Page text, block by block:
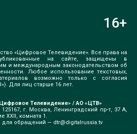
«Цифровое Телевидение». Все права на
на сайте, защищены в
и международным законодательством об
Любое использование текстовых,
возможно только с согласия
Для лиц старше 16 лет.
Телевидение» / АО «ЦТВ»
г. Москва, Ленинградский пр-т, 37 А,
XXII, комната 1.
для обращений — dtr@digitalrussia.tv
16+